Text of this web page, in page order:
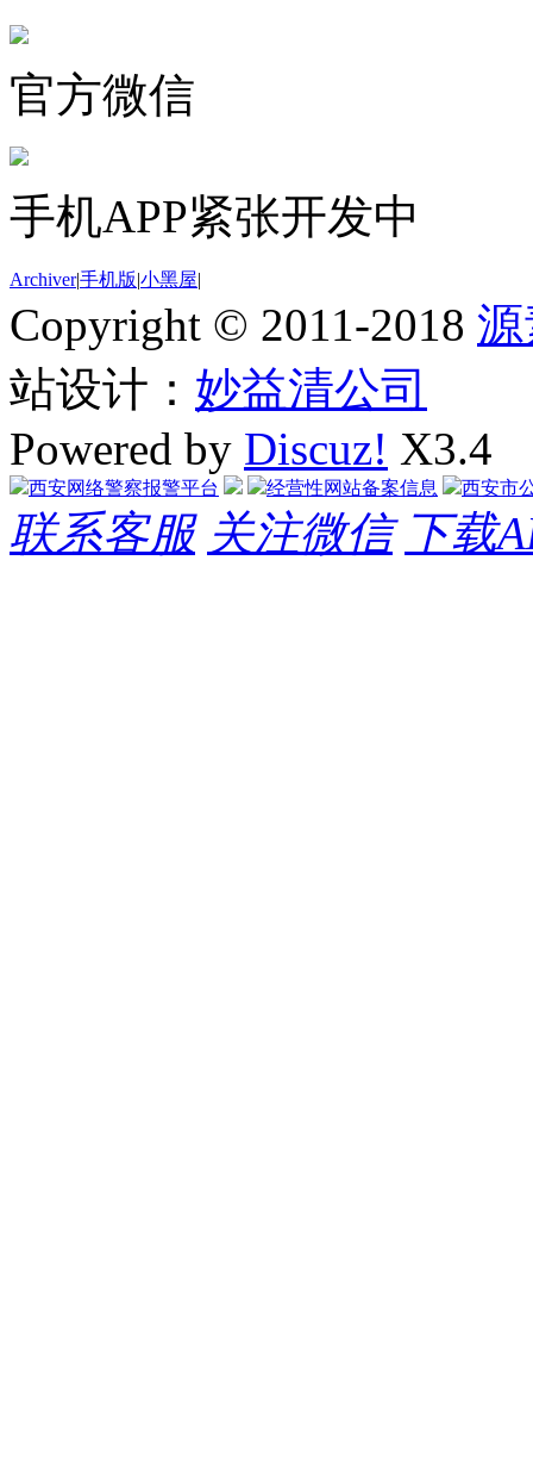
官方微信
手机APP紧张开发中
Archiver|手机版|小黑屋|
Copyright © 2011-2018
站设计： 妙益清公司
Powered by Discuz! X3.4
西安网络警察报警平台 经营性网站备案信息 西安市
联系客服 关注微信 下载